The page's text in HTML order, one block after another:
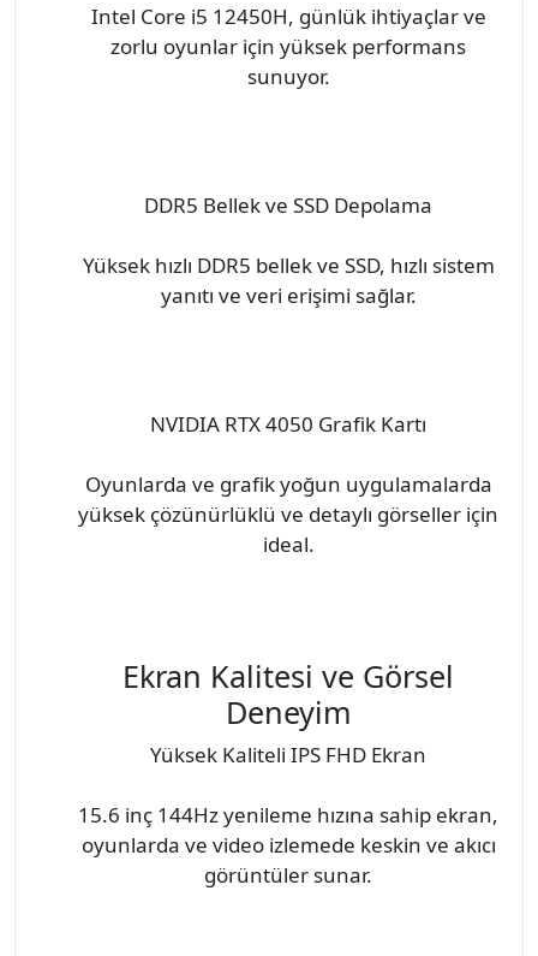
Intel Core i5 12450H, günlük ihtiyaçlar ve
zorlu oyunlar için yüksek performans
sunuyor.
DDR5 Bellek ve SSD Depolama
Yüksek hızlı DDR5 bellek ve SSD, hızlı sistem
yanıtı ve veri erişimi sağlar.
NVIDIA RTX 4050 Grafik Kartı
Oyunlarda ve grafik yoğun uygulamalarda
yüksek çözünürlüklü ve detaylı görseller için
ideal.
Ekran Kalitesi ve Görsel
Deneyim
Yüksek Kaliteli IPS FHD Ekran
15.6 inç 144Hz yenileme hızına sahip ekran,
oyunlarda ve video izlemede keskin ve akıcı
görüntüler sunar.